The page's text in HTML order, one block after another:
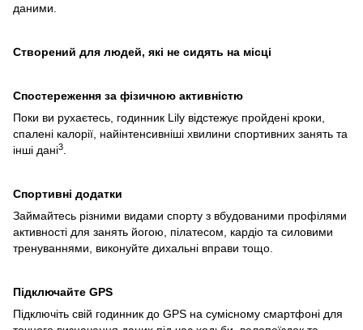
даними.
Створений для людей, які не сидять на місці
Спостереження за фізичною активністю
Поки ви рухаєтесь, годинник Lily відстежує пройдені кроки,
спалені калорії, найінтенсивніші хвилини спортивних занять та
інші дані3.
Спортивні додатки
Займайтесь різними видами спорту з вбудованими профілями
активності для занять йогою, пілатесом, кардіо та силовими
тренуваннями, виконуйте дихальні вправи тощо.
Підключайте GPS
Підключіть свій годинник до GPS на сумісному смартфоні для